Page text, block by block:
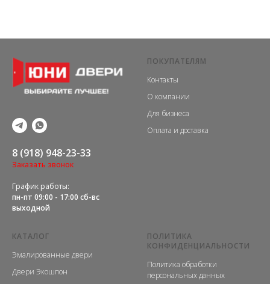
8 (918) 948-23-33
Заказать звонок
График работы:
пн-пт 09:00 - 17:00 сб-вс
выходной
ПОКУПАТЕЛЯМ
Контакты
О компании
Для бизнеса
Оплата и доставка
КАТАЛОГ
Эмалированные двери
Двери Экошпон
ПОЛИТИКА
КОНФИДЕНЦИАЛЬНОСТИ
Политика обработки
персональных данных